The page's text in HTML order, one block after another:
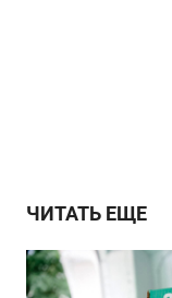
ЧИТАТЬ ЕЩЕ